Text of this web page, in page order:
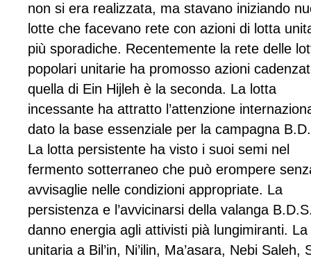
non si era realizzata, ma stavano iniziando
lotte che facevano rete con azioni di lotta
più sporadiche. Recentemente la rete delle
popolari unitarie ha promosso azioni
quella di Ein Hijleh è la seconda. La lotta
incessante ha attratto l’attenzione
dato la base essenziale per la campagna
La lotta persistente ha visto i suoi semi nel
fermento sotterraneo che può erompere
avvisaglie nelle condizioni appropriate. La
persistenza e l’avvicinarsi della valanga
danno energia agli attivisti pià lungimiranti.
unitaria a Bil’in, Ni’ilin, Ma’asara, Nebi Saleh,